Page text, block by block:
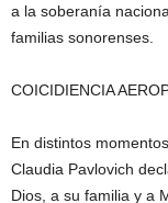
a la soberanía
familias sonorenses.
COICIDIENCIA
En distintos
Claudia Pavlovich
Dios, a su familia y a